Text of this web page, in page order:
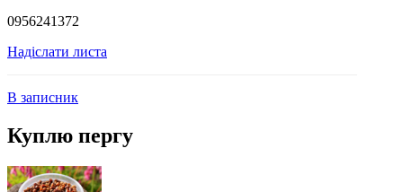
0956241372
Надіслати листа
В записник
Куплю пергу